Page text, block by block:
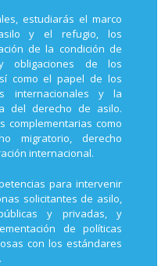
estudiarás el marco
y el refugio, los
de la condición de
obligaciones de los
como el papel de los
internacionales y la
del derecho de asilo.
complementarias como
migratorio, derecho
internacional.
para intervenir
solicitantes de asilo,
y privadas, y
de políticas
con los estándares